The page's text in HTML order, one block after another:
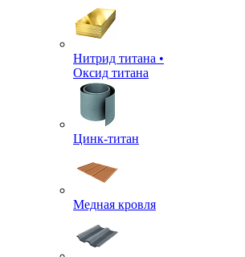
Нитрид титана •
Оксид титана
Цинк-титан
Медная кровля